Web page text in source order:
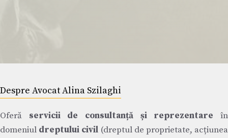
Despre Avocat Alina Szilaghi
Oferă servicii de consultanță și reprezentare în
domeniul dreptului civil (dreptul de proprietate, acțiunea